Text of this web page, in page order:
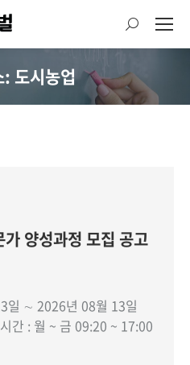
검
색:
위치:
도시농업
양성과정 모집 공고
일 ∼ 2026년 08월 13일
간 : 월 ~ 금 09:20 ~ 17:00